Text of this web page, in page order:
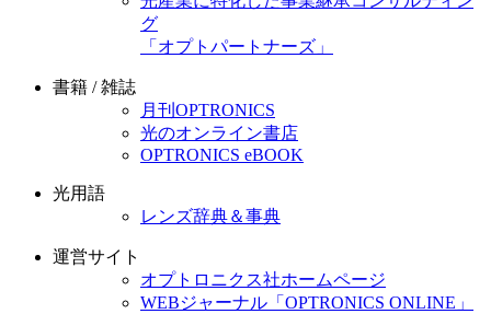
グ
「オプトパートナーズ」
書籍 / 雑誌
月刊OPTRONICS
光のオンライン書店
OPTRONICS eBOOK
光用語
レンズ辞典＆事典
運営サイト
オプトロニクス社ホームページ
WEBジャーナル「OPTRONICS ONLINE」